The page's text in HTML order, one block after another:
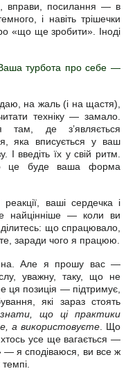
вправи, посилання — в
і навіть трішечки
«що ще зробити». Іноді
турбота про себе —
на жаль (і на щастя),
техніку — замало.
там, де з’являється
яка вписується у ваш
І введіть їх у свій ритм.
це буде ваша форма
ваші сердечка і
найцінніше — коли ви
ділитесь: що спрацювало,
заради чого я працюю.
Але я прошу вас —
уважну, таку, що не
ця позиція — підтримує,
які зараз стоять
що ці практики
а використовуєте. Що
хтось усе ще вагається —
я сподіваюся, ви все ж